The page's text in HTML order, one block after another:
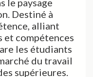
le paysage
Destiné à
alliant
et compétences
les étudiants
du travail
supérieures.